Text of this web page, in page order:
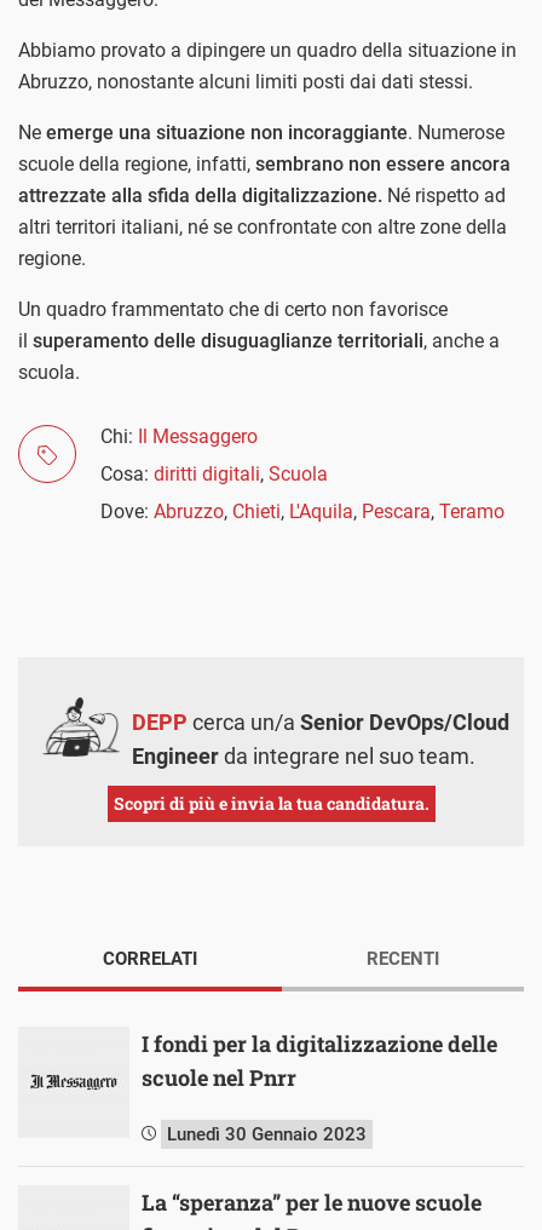
Abbiamo provato a dipingere un quadro della situazione in
Abruzzo, nonostante alcuni limiti posti dai dati stessi.
Ne emerge una situazione non incoraggiante. Numerose
scuole della regione, infatti, sembrano non essere ancora
attrezzate alla sfida della digitalizzazione. Né rispetto ad
altri territori italiani, né se confrontate con altre zone della
regione.
Un quadro frammentato che di certo non favorisce
il superamento delle disuguaglianze territoriali, anche a
scuola.
Chi: Il Messaggero
Cosa: diritti digitali, Scuola
Dove: Abruzzo, Chieti, L'Aquila, Pescara, Teramo
DEPP cerca un/a Senior DevOps/Cloud
Engineerda integrare nel suo team.
Scopri di più e invia la tua candidatura.
CORRELATI
I fondi per la digitalizzazione delle
scuole nel Pnrr
Lunedì 30 Gennaio 2023
La “speranza” per le nuove scuole
RECENTI